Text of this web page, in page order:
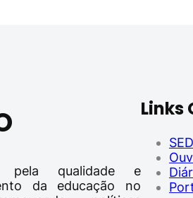
pela qualidade e
da educação no
Links